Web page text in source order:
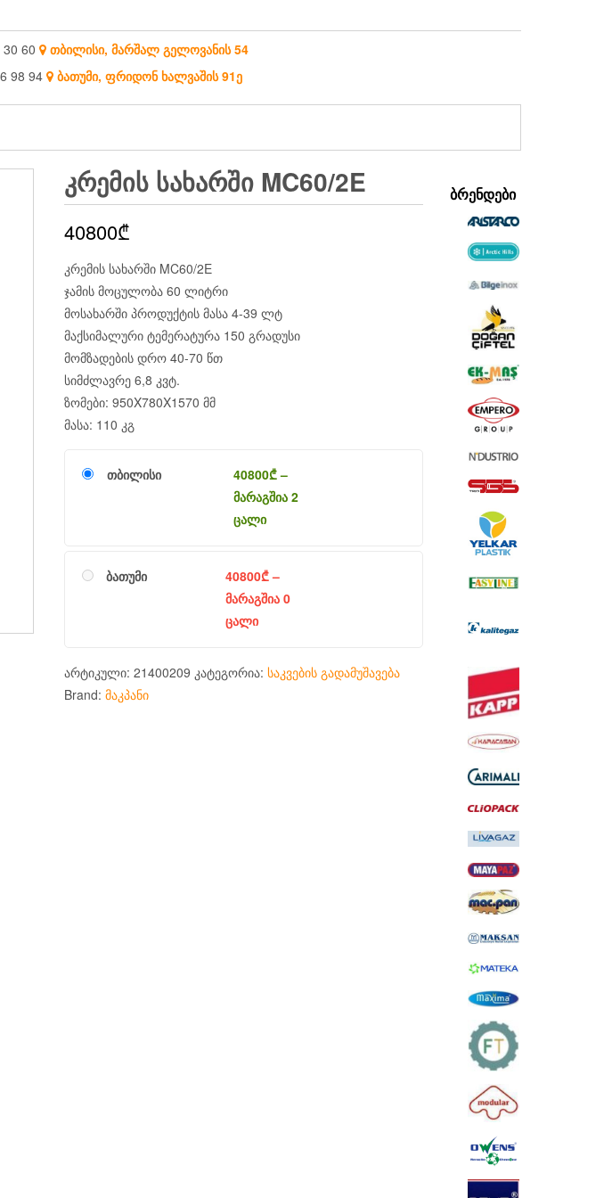
60
თბილისი, მარშალ გელოვანის 54
98 94
ბათუმი, ფრიდონ ხალვაშის 91ე
ᲙᲠᲔᲛᲘᲡ ᲡᲐᲮᲐᲠᲨᲘ MC60/2E
40800₾
კრემის სახარში MC60/2E
ჯამის მოცულობა 60 ლიტრი
მოსახარში პროდუქტის მასა 4-39 ლტ
მაქსიმალური ტემერატურა 150 გრადუსი
მომზადების დრო 40-70 წთ
სიმძლავრე 6,8 კვტ.
ზომები: 950X780X1570 მმ
მასა: 110 კგ
თბილისი 40800₾–
მარაგშია 2
ცალი
ბათუმი 40800₾–
მარაგშია 0
ცალი
არტიკული: 21400209 კატეგორია: საკვების გადამუშავება
Brand: მაკპანი
ᲑᲠᲔᲜᲓᲔᲑᲘ